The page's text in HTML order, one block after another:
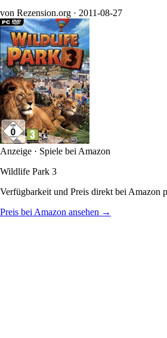
von Rezension.org · 2011-08-27
Anzeige · Spiele bei Amazon
Wildlife Park 3
Verfügbarkeit und Preis direkt bei Amazon
Preis bei Amazon ansehen →